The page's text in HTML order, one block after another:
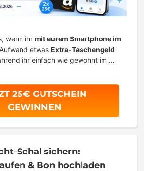
wenn ihr mit eurem Smartphone im
etwas Extra-Taschengeld
ihr einfach wie gewohnt im …
25€ GUTSCHEIN
GEWINNEN
Schal sichern:
& Bon hochladen